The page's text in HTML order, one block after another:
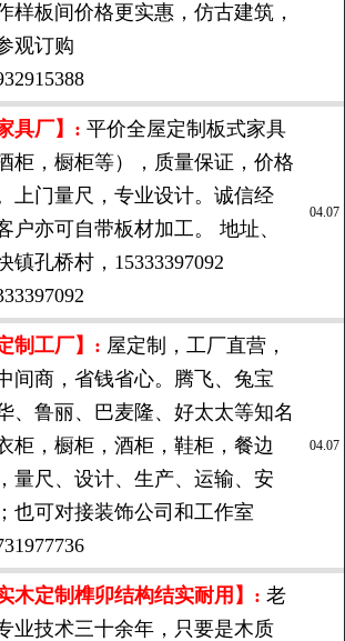
样板间价格更实惠，仿古建筑，
观订购
具厂】: 平价全屋定制板式家具
柜，橱柜等），质量保证，价格
上门量尺，专业设计。诚信经
户亦可自带板材加工。 地址、
镇孔桥村，15333397092
04.07
制工厂】: 屋定制，工厂直营，
间商，省钱省心。腾飞、兔宝
、鲁丽、巴麦隆、好太太等知名
柜，橱柜，酒柜，鞋柜，餐边
量尺、设计、生产、运输、安
也可对接装饰公司和工作室
04.07
定制榫卯结构结实耐用】: 老
业技术三十余年，只要是木质